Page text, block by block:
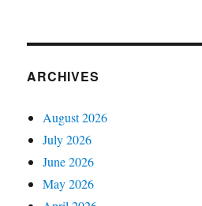
ARCHIVES
August 2026
July 2026
June 2026
May 2026